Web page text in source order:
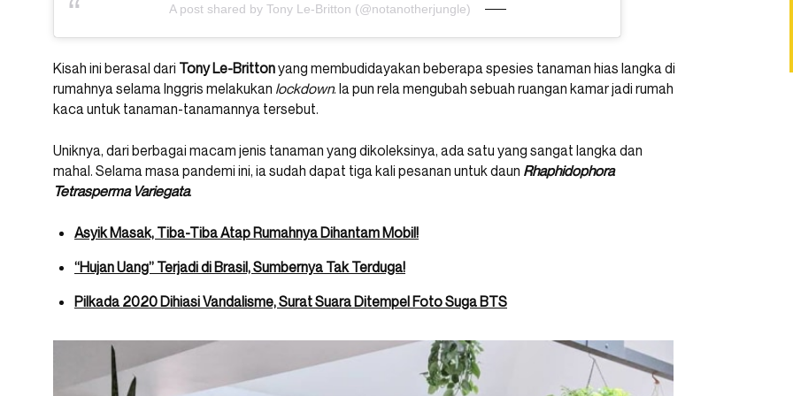
A post shared by Tony Le-Britton (@notanotherjungle)
Kisah ini berasal dari Tony Le-Brittonyang membudidayakan beberapa spesies tanaman hias langka di
rumahnya selama Inggris melakukan lockdown. Ia pun rela mengubah sebuah ruangan kamar jadi rumah
kaca untuk tanaman-tanamannya tersebut.
Uniknya, dari berbagai macam jenis tanaman yang dikoleksinya, ada satu yang sangat langka dan
mahal. Selama masa pandemi ini, ia sudah dapat tiga kali pesanan untuk daun Rhaphidophora
Tetrasperma Variegata.
Asyik Masak, Tiba-Tiba Atap Rumahnya Dihantam Mobil!
“Hujan Uang” Terjadi di Brasil, Sumbernya Tak Terduga!
Pilkada 2020 Dihiasi Vandalisme, Surat Suara Ditempel Foto Suga BTS